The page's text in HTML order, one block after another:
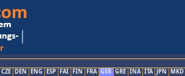
CZE DEN ENG ESP FAI FIN FRA GER GRE INA ITA JPN MKD